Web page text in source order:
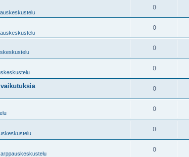
0
0
0
0
0
0
0
0